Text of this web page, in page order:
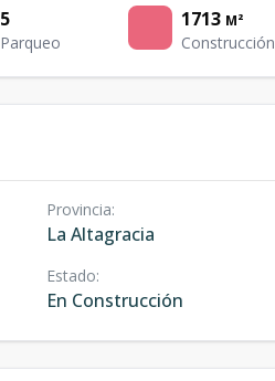
5
Parqueo
1713 M²
Construcción
Provincia:
La Altagracia
Estado:
En Construcción